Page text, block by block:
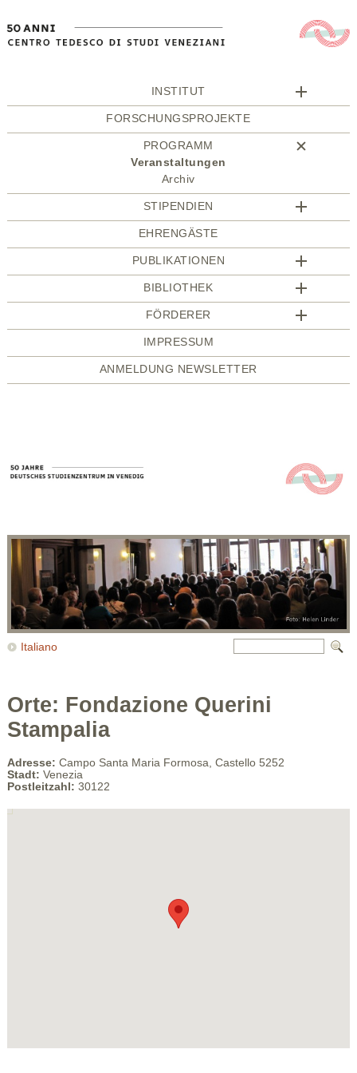
INSTITUT
FORSCHUNGSPROJEKTE
PROGRAMM
Veranstaltungen
Archiv
STIPENDIEN
EHRENGÄSTE
PUBLIKATIONEN
BIBLIOTHEK
FÖRDERER
IMPRESSUM
ANMELDUNG NEWSLETTER
Italiano
Orte: Fondazione Querini
Stampalia
Adresse: Campo Santa Maria Formosa, Castello 5252
Stadt: Venezia
Postleitzahl: 30122